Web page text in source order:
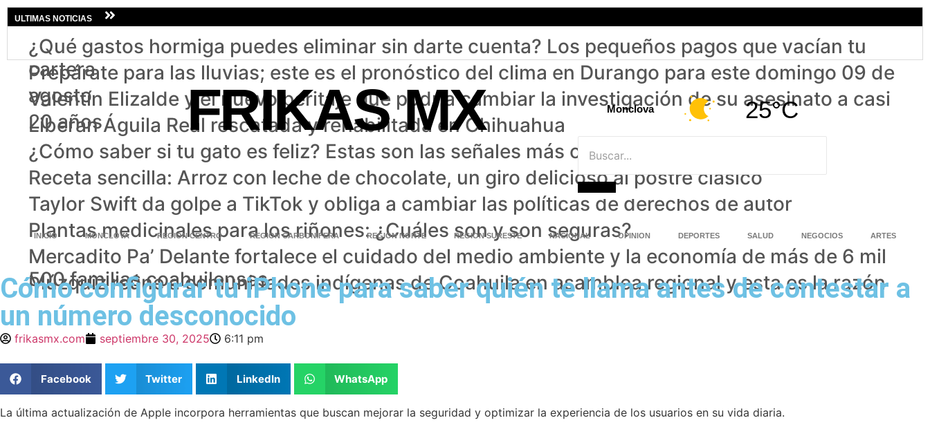
ULTIMAS NOTICIAS
¿Qué gastos hormiga puedes eliminar sin darte cuenta? Los pequeños pagos que vacían tu
cartera
Prepárate para las lluvias; este es el pronóstico del clima en Durango para este domingo 09 de
agosto
Valentín Elizalde y el nuevo peritaje que podría cambiar la investigación de su asesinato a casi
20 años
Liberan Águila Real rescatada y rehabilitada en Chihuahua
¿Cómo saber si tu gato es feliz? Estas son las señales más comunes
Receta sencilla: Arroz con leche de chocolate, un giro delicioso al postre clásico
Taylor Swift da golpe a TikTok y obliga a cambiar las políticas de derechos de autor
Plantas medicinales para los riñones: ¿Cuáles son y son seguras?
Mercadito Pa’ Delante fortalece el cuidado del medio ambiente y la economía de más de 6 mil
500 familias coahuilenses
Múzquiz reúne a comunidades indígenas de Coahuila en asamblea regional y esta es la razón
FRIKAS MX Monclova 25°C
INICIO MONCLOVA REGION CENTRO REGION CARBONIFERA REGION NORTE REGION SURESTE NACIONAL OPINION DEPORTES SALUD NEGOCIOS ARTES
Cómo configurar tu iPhone para saber quién te llama antes de contestar a
un número desconocido
frikasmx.com septiembre 30, 2025 6:11 pm
Facebook Twitter LinkedIn WhatsApp
La última actualización de Apple incorpora herramientas que buscan mejorar la seguridad y optimizar la experiencia de los usuarios en su vida diaria.